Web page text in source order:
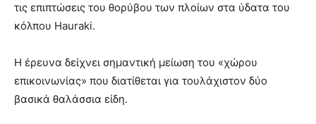
τις επιπτώσεις του θορύβου των πλοίων στα ύδατα του
κόλπου Hauraki.
Η έρευνα δείχνει σημαντική μείωση του «χώρου
επικοινωνίας» που διατίθεται για τουλάχιστον δύο
βασικά θαλάσσια είδη.